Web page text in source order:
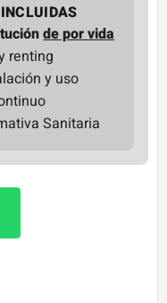
de por vida
renting
y uso
Sanitaria